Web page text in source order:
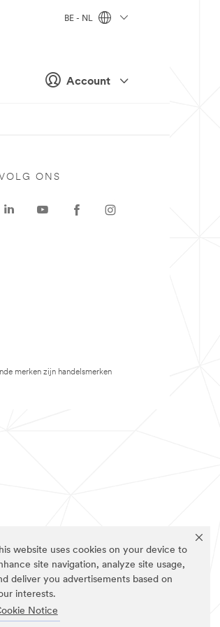
website uses cookies on your device to
site navigation, analyze site usage,
deliver you advertisements based on
interests.
Notice
Account
BE - NL
VOLG ONS
merken zijn handelsmerken